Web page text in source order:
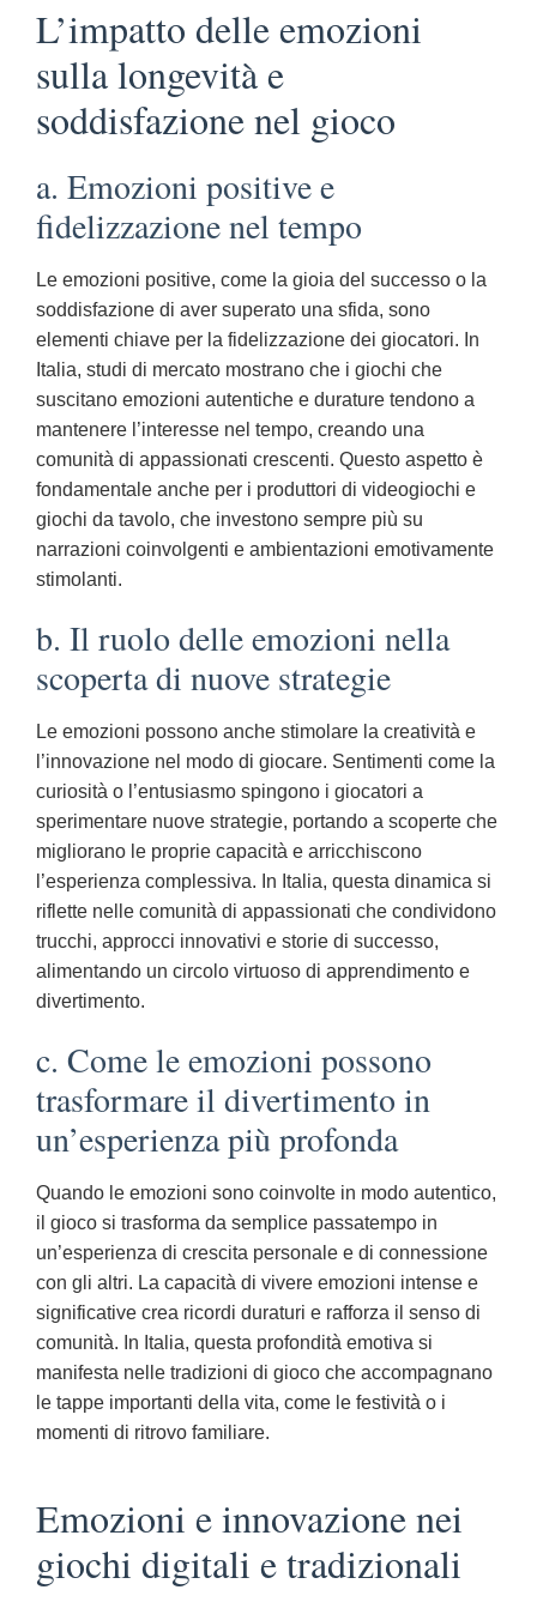
L’impatto delle emozioni
sulla longevità e
soddisfazione nel gioco
a. Emozioni positive e
fidelizzazione nel tempo
Le emozioni positive, come la gioia del successo o la
soddisfazione di aver superato una sfida, sono
elementi chiave per la fidelizzazione dei giocatori. In
Italia, studi di mercato mostrano che i giochi che
suscitano emozioni autentiche e durature tendono a
mantenere l’interesse nel tempo, creando una
comunità di appassionati crescenti. Questo aspetto è
fondamentale anche per i produttori di videogiochi e
giochi da tavolo, che investono sempre più su
narrazioni coinvolgenti e ambientazioni emotivamente
stimolanti.
b. Il ruolo delle emozioni nella
scoperta di nuove strategie
Le emozioni possono anche stimolare la creatività e
l’innovazione nel modo di giocare. Sentimenti come la
curiosità o l’entusiasmo spingono i giocatori a
sperimentare nuove strategie, portando a scoperte che
migliorano le proprie capacità e arricchiscono
l’esperienza complessiva. In Italia, questa dinamica si
riflette nelle comunità di appassionati che condividono
trucchi, approcci innovativi e storie di successo,
alimentando un circolo virtuoso di apprendimento e
divertimento.
c. Come le emozioni possono
trasformare il divertimento in
un’esperienza più profonda
Quando le emozioni sono coinvolte in modo autentico,
il gioco si trasforma da semplice passatempo in
un’esperienza di crescita personale e di connessione
con gli altri. La capacità di vivere emozioni intense e
significative crea ricordi duraturi e rafforza il senso di
comunità. In Italia, questa profondità emotiva si
manifesta nelle tradizioni di gioco che accompagnano
le tappe importanti della vita, come le festività o i
momenti di ritrovo familiare.
Emozioni e innovazione nei
giochi digitali e tradizionali